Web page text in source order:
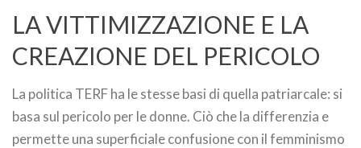
LA VITTIMIZZAZIONE E LA
CREAZIONE DEL PERICOLO
La politica TERF ha le stesse basi di quella patriarcale: si
basa sul pericolo per le donne. Ciò che la differenzia e
permette una superficiale confusione con il femminismo